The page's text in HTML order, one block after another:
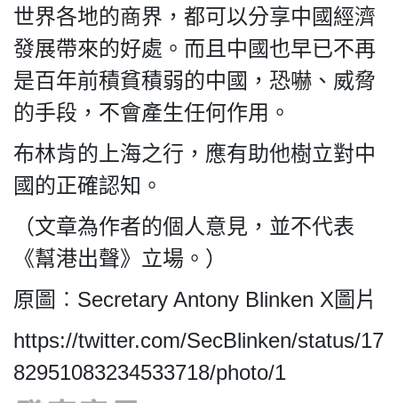
世界各地的商界，都可以分享中國經濟
發展帶來的好處。而且中國也早已不再
是百年前積貧積弱的中國，恐嚇、威脅
的手段，不會產生任何作用。
布林肯的上海之行，應有助他樹立對中
國的正確認知。
（文章為作者的個人意見，並不代表
《幫港出聲》立場。）
原圖︰Secretary Antony Blinken X圖片
https://twitter.com/SecBlinken/status/17
82951083234533718/photo/1